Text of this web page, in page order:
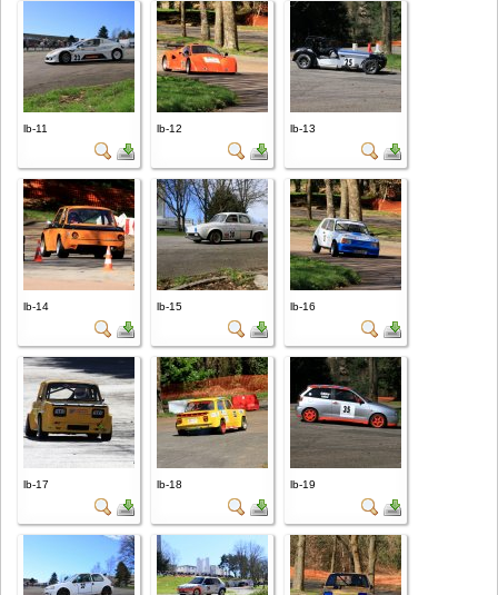
lb-11 lb-12 lb-13
lb-14 lb-15 lb-16
lb-17 lb-18 lb-19